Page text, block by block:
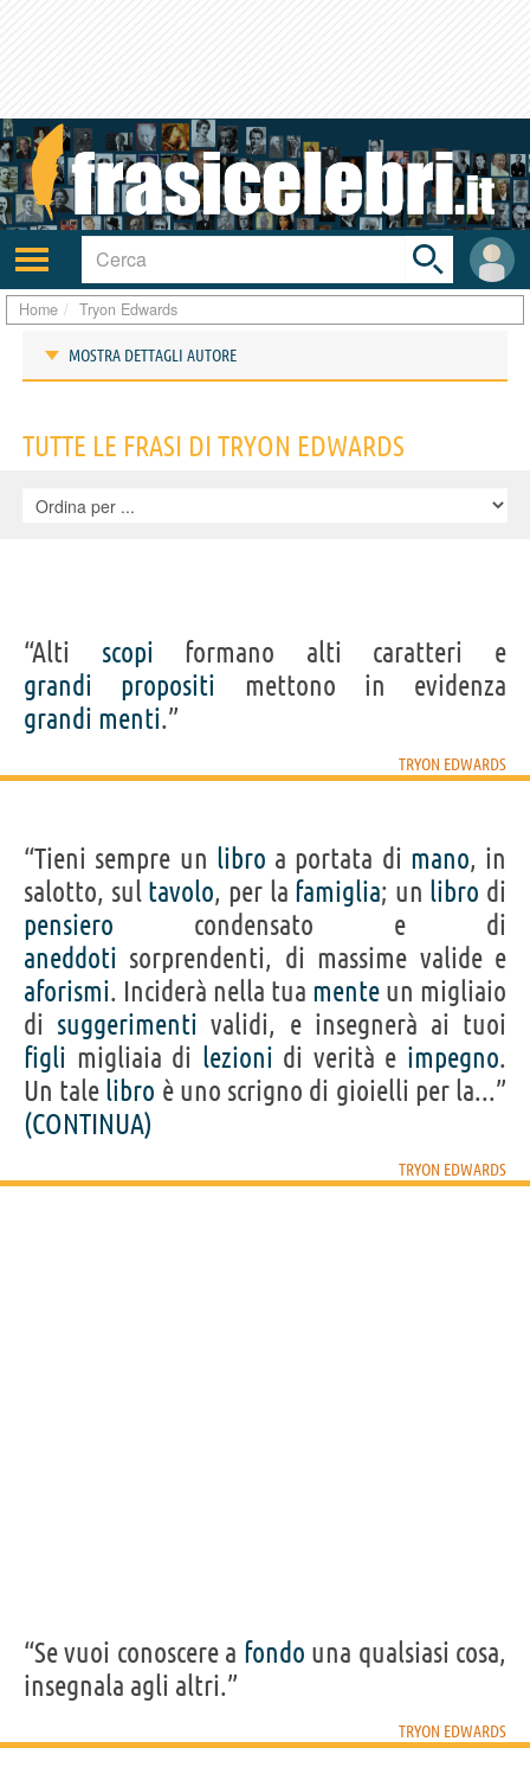
Attiva/disattiva
navigazione
User
area
Toggle
search
bar
Home Tryon Edwards
MOSTRA DETTAGLI AUTORE
IDENTIKIT E DATI ANAGRAFICI
Nome Tryon
Cognome Edwards
1809
Morto 1894
Professione teologo
15IN ITALIANO
Personaggi affini per PROFESSIONE CONTENUTI
TUTTE LE FRASI DI TRYON EDWARDS
“Alti scopi formano alti caratteri e
grandi
propositi mettono in evidenza
grandi menti.”
TRYON EDWARDS
“Tieni sempre un libro a portata di mano, in
salotto, sul tavolo, per la famiglia; un libro di
pensiero condensato e di
aneddoti sorprendenti, di massime valide e
aforismi. Inciderà nella tua mente un migliaio
di suggerimenti validi, e insegnerà ai tuoi
figli migliaia di lezioni di verità e impegno.
Un tale libro è uno scrigno di gioielli per la...”
(CONTINUA)
TRYON EDWARDS
“Se vuoi conoscere a fondo una qualsiasi cosa,
insegnala agli altri.”
TRYON EDWARDS